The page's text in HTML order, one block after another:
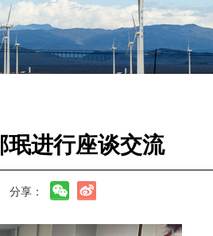
珉进行座谈交流
分享：